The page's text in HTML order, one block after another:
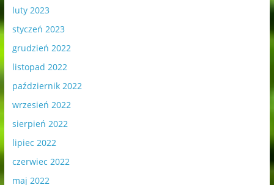
luty 2023
styczeń 2023
grudzień 2022
listopad 2022
październik 2022
wrzesień 2022
sierpień 2022
lipiec 2022
czerwiec 2022
maj 2022